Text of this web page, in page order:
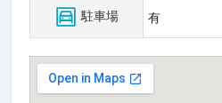
駐車場 有